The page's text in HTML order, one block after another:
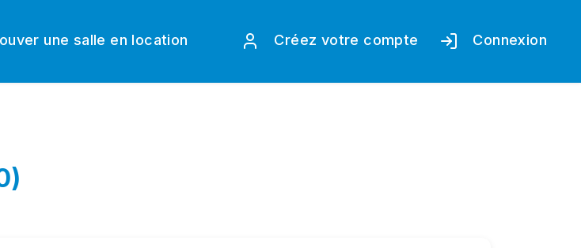
une salle en location Créez votre compte Connexion